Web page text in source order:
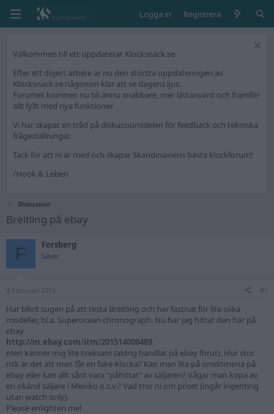
Logga in Registrera
Välkommen till ett uppdaterat Klocksnack.se
Efter ett digert arbete är nu den största uppdateringen av
Klocksnack.se någonsin klar att se dagens ljus.
Forumet kommer nu bli ännu snabbare, mer lättanvänt och framför
allt fyllt med nya funktioner.
Vi har skapat en tråd på diskussionsdelen för feedback och tekniska
frågeställningar.
Tack för att ni är med och skapar Skandinaviens bästa klockforum!
/Hook & Leben
Diskussion
Breitling på ebay
F Forsberg
Silver
4 Februari 2016 #1
Har blivit sugen på att testa Breitling och har fastnat för lite olika
modeller, bl.a. Superocean chronograph. Nu har jag hittat den här på
ebay
http://m.ebay.com/itm/201514006489
men känner mig lite tveksam (aldrig handlat på ebay förut). Hur stor
risk är det att man får en fake-klocka? Kan man lita på omdömena på
ebay eller kan allt sånt vara "påhittat" av säljaren? Vågar man köpa av
en okänd säljare i Mexiko o.s.v.? Vad tror ni om priset (ingår ingenting
utan watch only).
Please enlighten me!